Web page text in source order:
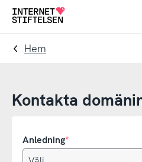
Till
navigering
Till
innehåll
Till
Hem
Kontakta
Anledning